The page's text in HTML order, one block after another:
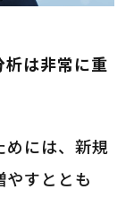
析は非常に重
めには、新規
すととも